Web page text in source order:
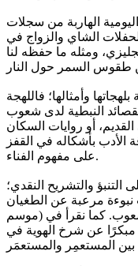
الهاربة من سجلات
الشاي والزواج في
ومثله ما حفظه لنا
وأمثالها؛ فاللهجة
النبطية لدى شعوب
القديم، أو روايات السكان
الأدب بأشكاله في القفز
على مفهوم الفناء.
والتشريح النقدي؛
حملت نبوءة مرعبة عن الطغيان
كما نقرأ في (موسم
عن شرخ الهوية في